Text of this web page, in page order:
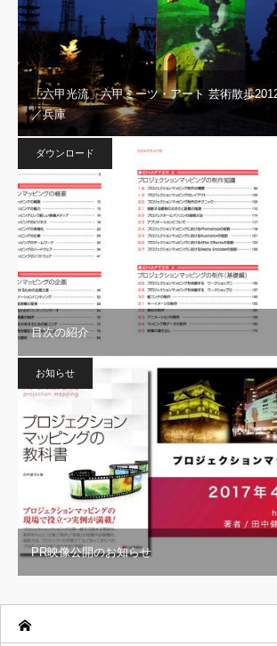
「六甲光流」六甲ミーツ・アート 芸術散歩
／兵庫
ダウンロード
目次の紹介
お知らせ
PR映像公開のお知らせ